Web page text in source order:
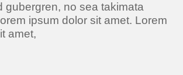
gubergren, no sea takimata
ipsum dolor sit amet. Lorem
amet,